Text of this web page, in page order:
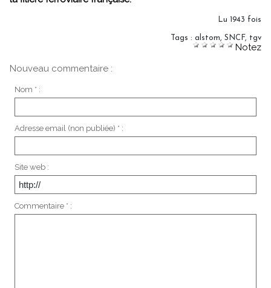
Lu 1943 fois
Tags : alstom, SNCF, tgv
Notez
Nouveau commentaire :
Nom * :
Adresse email (non publiée) * :
Site web :
Commentaire * :